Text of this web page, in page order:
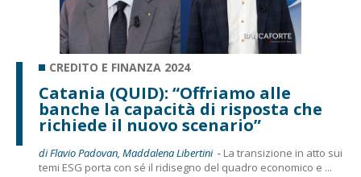
CREDITO E FINANZA 2024
Catania (QUID): “Offriamo alle
banche la capacità di risposta che
richiede il nuovo scenario”
di Flavio Padovan, Maddalena Libertini - La transizione in atto sui
temi ESG porta con sé il ridisegno del quadro economico e ...